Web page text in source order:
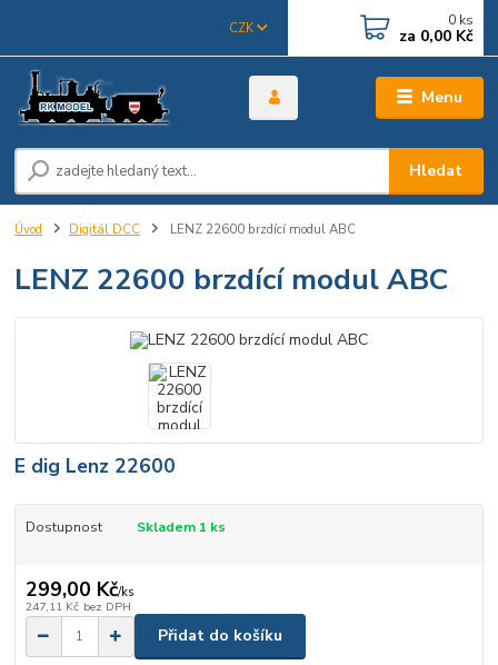
Menu
CZK
Hledat
0 ks
za 0,00 Kč
Úvod Digitál DCC LENZ 22600 brzdící modul ABC
LENZ 22600 brzdící modul ABC
E dig Lenz 22600
Dostupnost Skladem 1 ks
299,00 Kč/ks
247,11 Kč bez DPH
Přidat do košíku